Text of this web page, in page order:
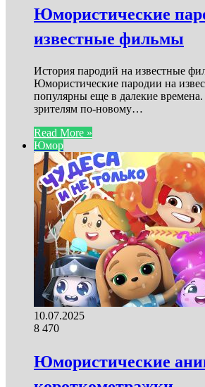
Юмористические
известные фильмы
История пародий на известные
Юмористические пародии на
популярны еще в далекие
зрителям по-новому…
Read More »
Юмор
10.07.2025
8 470
Юмористические